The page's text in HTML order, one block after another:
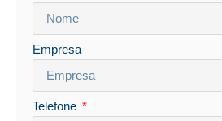
Empresa
Telefone